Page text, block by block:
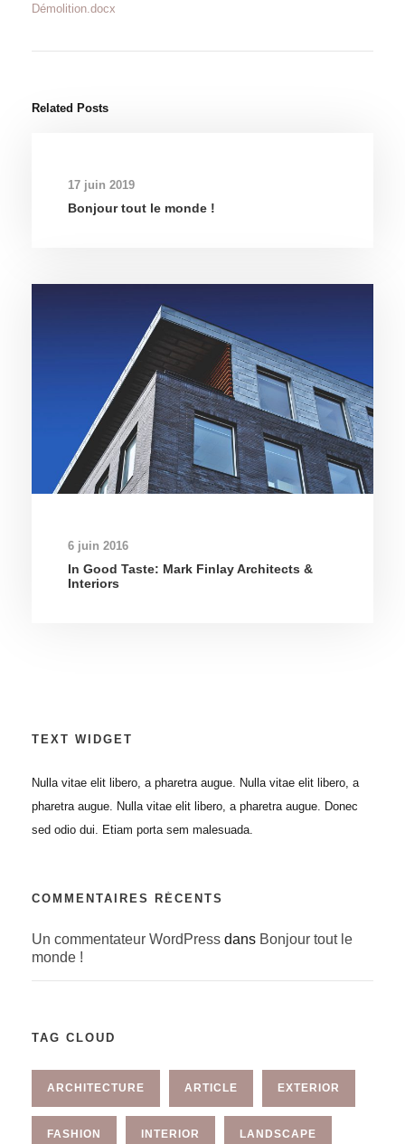
Démolition.docx
Related Posts
17 juin 2019
Bonjour tout le monde !
6 juin 2016
In Good Taste: Mark Finlay Architects &
Interiors
TEXT WIDGET
Nulla vitae elit libero, a pharetra augue. Nulla vitae elit libero, a
pharetra augue. Nulla vitae elit libero, a pharetra augue. Donec
sed odio dui. Etiam porta sem malesuada.
COMMENTAIRES RÉCENTS
Un commentateur WordPress dans Bonjour tout le
monde !
TAG CLOUD
ARCHITECTURE ARTICLE EXTERIOR
FASHION INTERIOR LANDSCAPE